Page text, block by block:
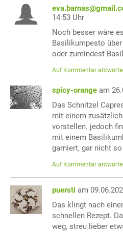
14:53 Uhr
Noch besser wäre
Basilikumpesto
oder zumindest
Auf Kommentar
spicy-orange am
Das Schnitzel
mit einem
vorstellen. jedoch
mit einem
garniert, gar nicht
Auf Kommentar
puersti am
Das klingt nach
schnellen Rezept.
weg, streu lieber